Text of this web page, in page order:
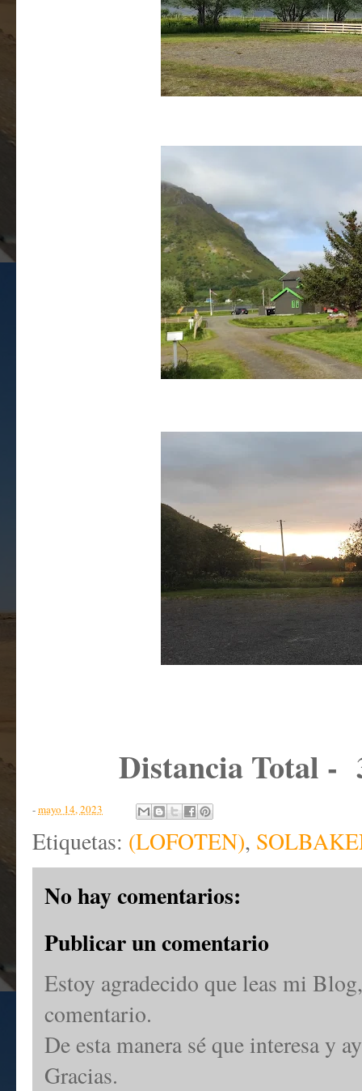
Distancia Total -
-mayo 14, 2023
Etiquetas: (LOFOTEN),
No hay comentarios:
Publicar un comentario
Estoy agradecido que leas mi
comentario.
De esta manera sé que interesa y
Gracias.